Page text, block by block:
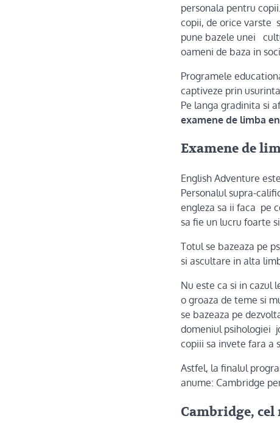
personala pentru
copii, de orice varste
pune bazele unei
oameni de baza in
Programele
captiveze prin
Pe langa gradinita si
examene de limba
Examene de
English Adventure
Personalul supra-
engleza sa ii faca pe
sa fie un lucru foarte
Totul se bazeaza pe
si ascultare in alta
Nu este ca si in cazul
o groaza de teme si
se bazeaza pe
domeniul psihologiei
copiii sa invete fara a
Astfel, la finalul
anume: Cambridge
Cambridge,